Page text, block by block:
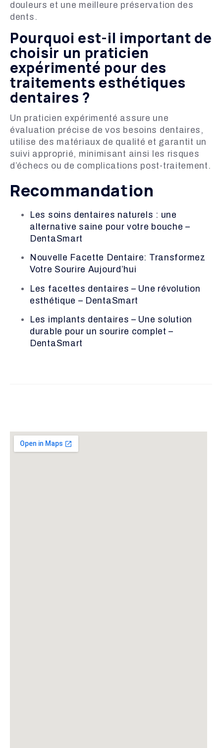
douleurs et une meilleure préservation des
dents.
Pourquoi est-il important de
choisir un praticien
expérimenté pour des
traitements esthétiques
dentaires ?
Un praticien expérimenté assure une
évaluation précise de vos besoins dentaires,
utilise des matériaux de qualité et garantit un
suivi approprié, minimisant ainsi les risques
d’échecs ou de complications post-traitement.
Recommandation
Les soins dentaires naturels : une
alternative saine pour votre bouche –
DentaSmart
Nouvelle Facette Dentaire: Transformez
Votre Sourire Aujourd’hui
Les facettes dentaires – Une révolution
esthétique – DentaSmart
Les implants dentaires – Une solution
durable pour un sourire complet –
DentaSmart